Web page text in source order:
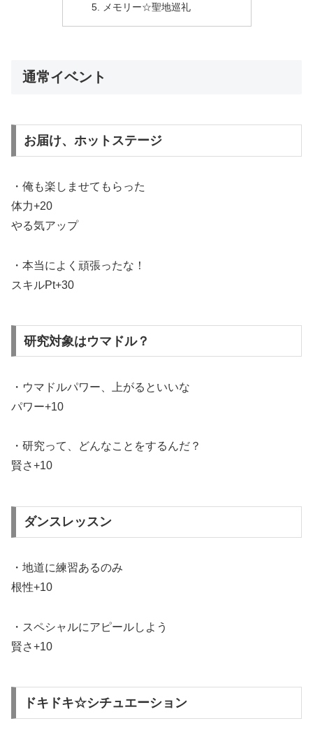
メモリー☆聖地巡礼
通常イベント
お届け、ホットステージ
・俺も楽しませてもらった
体力+20
やる気アップ
・本当によく頑張ったな！
スキルPt+30
研究対象はウマドル？
・ウマドルパワー、上がるといいな
パワー+10
・研究って、どんなことをするんだ？
賢さ+10
ダンスレッスン
・地道に練習あるのみ
根性+10
・スペシャルにアピールしよう
賢さ+10
ドキドキ☆シチュエーション